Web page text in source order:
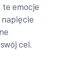
emocje
cel.